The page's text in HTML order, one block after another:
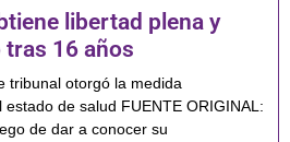
libertad plena y
16 años
tribunal otorgó la medida
de salud FUENTE ORIGINAL:
de dar a conocer su